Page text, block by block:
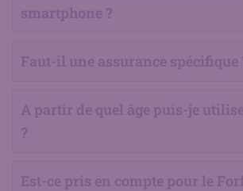
smartphone ?
Faut-il une assurance spécifique
A partir de quel âge puis-je
?
Est-ce pris en compte pour le